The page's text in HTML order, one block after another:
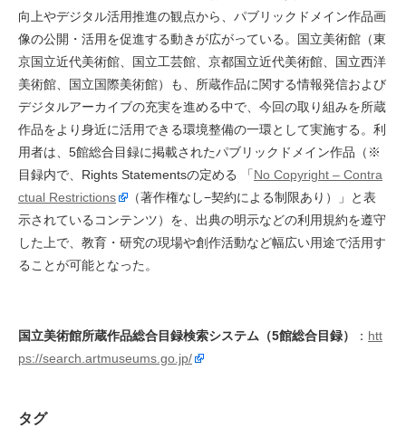
向上やデジタル活用推進の観点から、パブリックドメイン作品画
像の公開・活用を促進する動きが広がっている。国立美術館（東
京国立近代美術館、国立工芸館、京都国立近代美術館、国立西洋
美術館、国立国際美術館）も、所蔵作品に関する情報発信および
デジタルアーカイブの充実を進める中で、今回の取り組みを所蔵
作品をより身近に活用できる環境整備の一環として実施する。利
用者は、5館総合目録に掲載されたパブリックドメイン作品（※
目録内で、Rights Statementsの定める 「No Copyright – Contra
ctual Restrictions
（著作権なし−契約による制限あり）」と表
示されているコンテンツ）を、出典の明示などの利用規約を遵守
した上で、教育・研究の現場や創作活動など幅広い用途で活用す
ることが可能となった。
国立美術館所蔵作品総合目録検索システム（5館総合目録） ： htt
ps://search.artmuseums.go.jp/
タグ